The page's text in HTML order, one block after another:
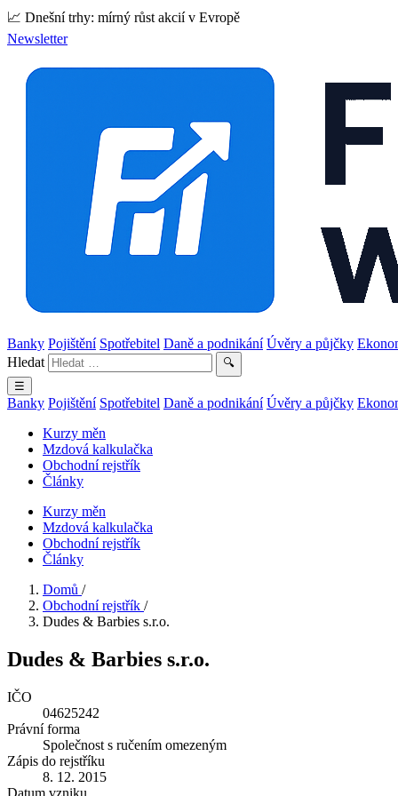
📈 Dnešní trhy: mírný růst akcií v Evropě
Newsletter
Banky Pojištění Spotřebitel Daně a podnikání Úvěry a půjčky
Hledat
🔍
☰
Banky Pojištění Spotřebitel Daně a podnikání Úvěry a půjčky
Kurzy měn
Mzdová kalkulačka
Obchodní rejstřík
Články
Kurzy měn
Mzdová kalkulačka
Obchodní rejstřík
Články
Domů /
Obchodní rejstřík /
Dudes & Barbies s.r.o.
Dudes & Barbies s.r.o.
IČO
04625242
Právní forma
Společnost s ručením omezeným
Zápis do rejstříku
8. 12. 2015
Datum vzniku